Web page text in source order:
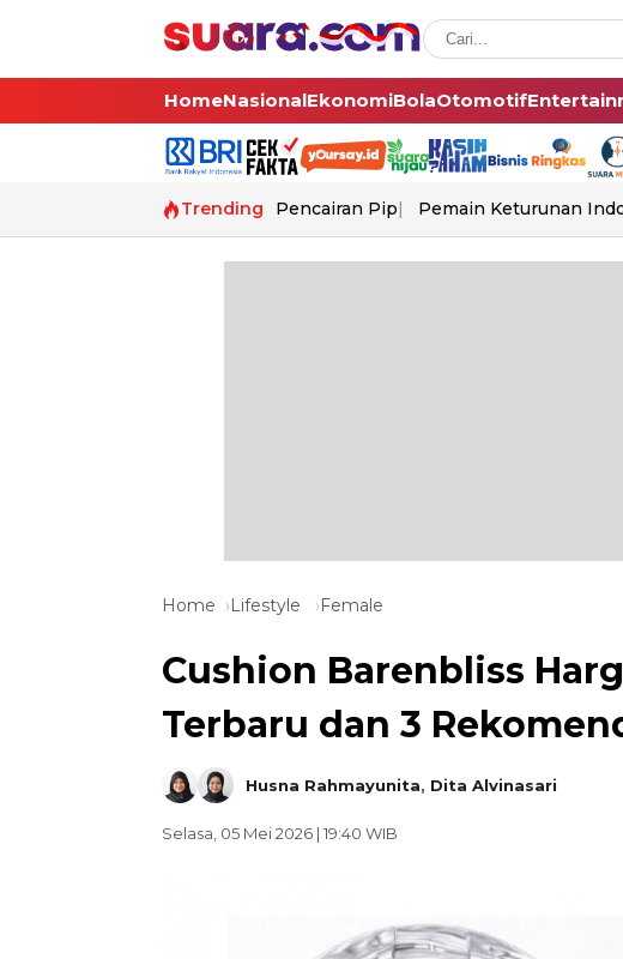
HomeNasionalEkonomiBolaOtomotif
Trending Pencairan Pip Pemain Keturunan
Home Lifestyle Female
Cushion Barenbliss
Terbaru dan 3
Husna Rahmayunita, Dita Alvinasari
Selasa, 05 Mei 2026 | 19:40 WIB